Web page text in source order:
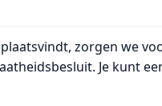
zorgen we
Je kunt